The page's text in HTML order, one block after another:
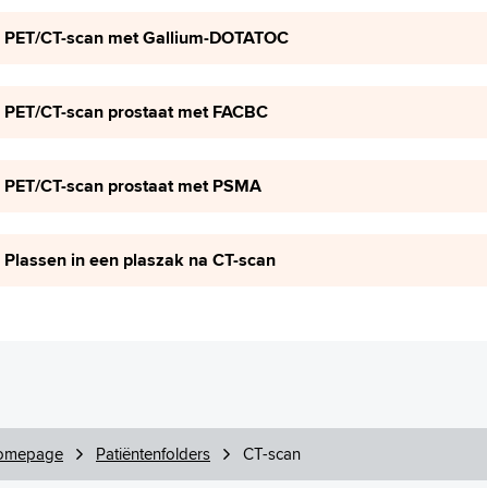
PET/CT-scan met Gallium-DOTATOC
PET/CT-scan prostaat met FACBC
PET/CT-scan prostaat met PSMA
Plassen in een plaszak na CT-scan
Patiëntenfolders CT-scan